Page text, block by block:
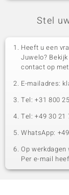
Stel
Heeft u een
Juwelo? Bekijk
contact op
E-mailadres:
Tel: +31 800
Tel: +49 30 21
WhatsApp:
Op
Per e-mail